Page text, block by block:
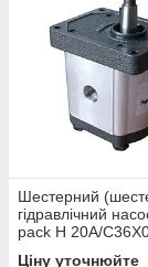
Шестерний
гідравлічний
pack H 20A/
Ціну уточнюйте